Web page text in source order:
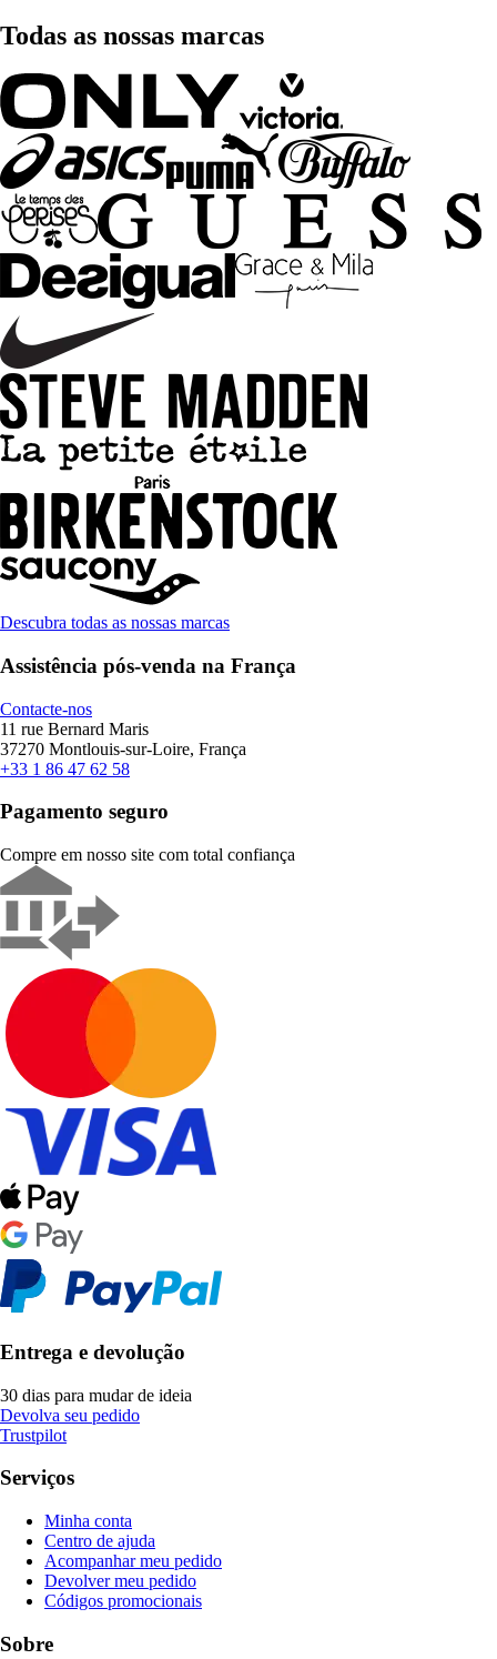
Todas as nossas marcas
Descubra todas as nossas marcas
Assistência pós-venda na França
Contacte-nos
11 rue Bernard Maris
37270 Montlouis-sur-Loire, França
+33 1 86 47 62 58
Pagamento seguro
Compre em nosso site com total confiança
Entrega e devolução
30 dias para mudar de ideia
Devolva seu pedido
Trustpilot
Serviços
Minha conta
Centro de ajuda
Acompanhar meu pedido
Devolver meu pedido
Códigos promocionais
Sobre